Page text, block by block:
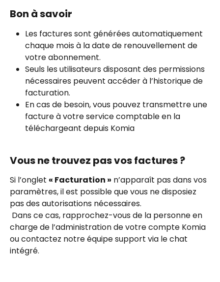
Bon à savoir
Les factures sont générées automatiquement
chaque mois à la date de renouvellement de
votre abonnement.
Seuls les utilisateurs disposant des permissions
nécessaires peuvent accéder à l’historique de
facturation.
En cas de besoin, vous pouvez transmettre une
facture à votre service comptable en la
téléchargeant depuis Komia
Vous ne trouvez pas vos factures ?
Si l’onglet « Facturation » n’apparaît pas dans vos
paramètres, il est possible que vous ne disposiez
pas des autorisations nécessaires.
charge de l’administration de votre compte Komia
ou contactez notre équipe support via le chat
intégré.